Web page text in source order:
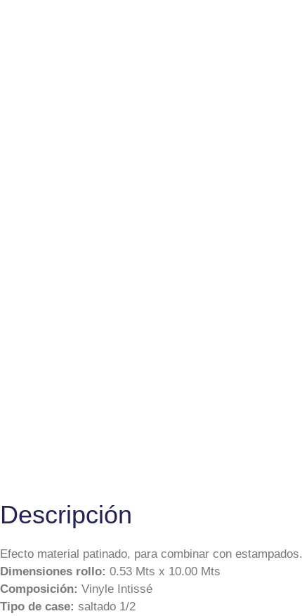
Descripción
Efecto material patinado, para combinar con estampados.
Dimensiones rollo: 0.53 Mts x 10.00 Mts
Composición: Vinyle Intissé
Tipo de case: saltado 1/2